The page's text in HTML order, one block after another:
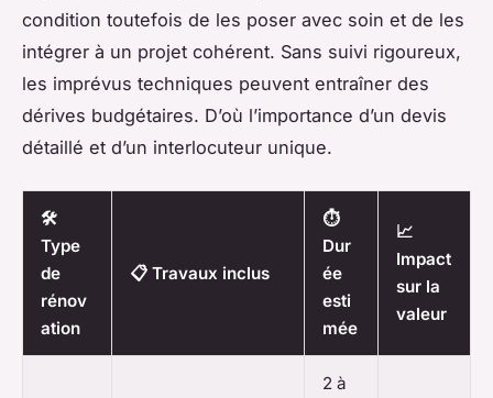
condition toutefois de les poser avec soin et de les
intégrer à un projet cohérent. Sans suivi rigoureux,
les imprévus techniques peuvent entraîner des
dérives budgétaires. D’où l’importance d’un devis
détaillé et d’un interlocuteur unique.
🛠️
Type
de
rénov
ation
📋 Travaux inclus
⏱️
Dur
ée
esti
mée
📈
Impact
sur la
valeur
2 à